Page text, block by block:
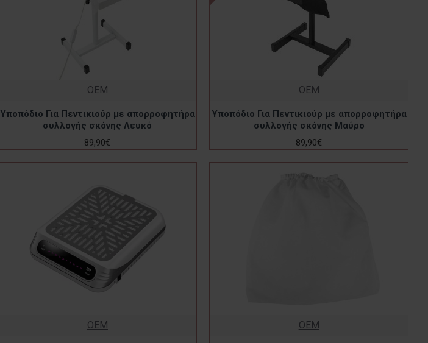
OEM
Υποπόδιο Για Πεντικιούρ με απορροφητήρα
συλλογής σκόνης Λευκό
89,90€
OEM
Υποπόδιο Για Πεντικιούρ με απορροφητήρα
συλλογής σκόνης Μαύρο
89,90€
OEM OEM